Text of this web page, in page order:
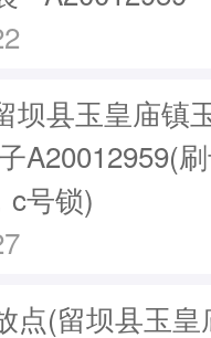
坝县玉皇庙镇
A20012959(
c号锁)
点(留坝县玉